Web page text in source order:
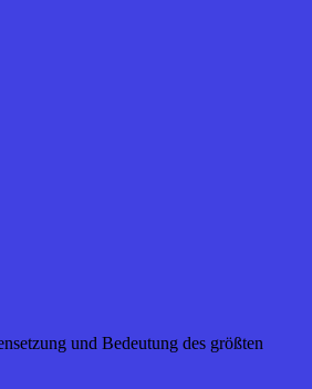
und Bedeutung des größten